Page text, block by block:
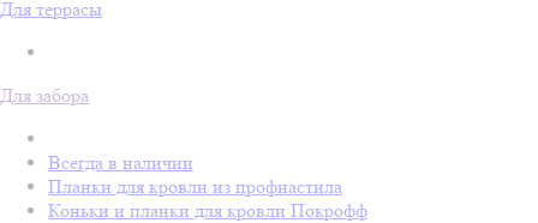
Для террасы
Для забора
Всегда в наличии
Планки для кровли из профнастила
Коньки и планки для кровли Покрофф